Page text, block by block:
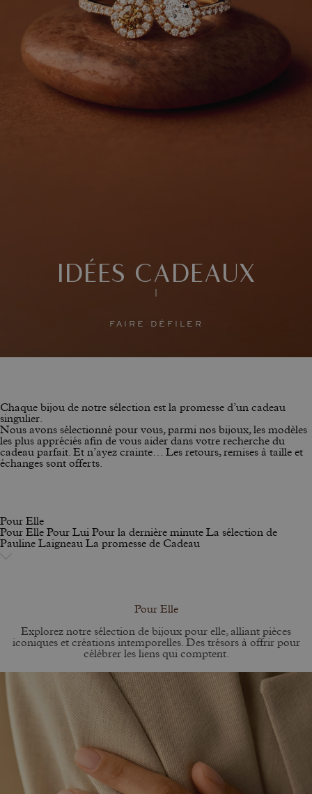
IDÉES CADEAUX
FAIRE DÉFILER
Chaque bijou de notre sélection est la promesse d’un cadeau
singulier.
Nous avons sélectionné pour vous, parmi nos bijoux, les modèles
les plus appréciés afin de vous aider dans votre recherche du
cadeau parfait. Et n’ayez crainte… Les retours, remises à taille et
échanges sont offerts.
Pour Elle
Pour Elle Pour Lui Pour la dernière minute La sélection de
Pauline Laigneau La promesse de Cadeau
Pour Elle
Explorez notre sélection de bijoux pour elle, alliant pièces
iconiques et créations intemporelles. Des trésors à offrir pour
célébrer les liens qui comptent.